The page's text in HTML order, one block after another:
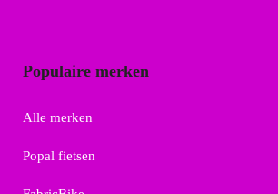
Populaire merken
Alle merken
Popal fietsen